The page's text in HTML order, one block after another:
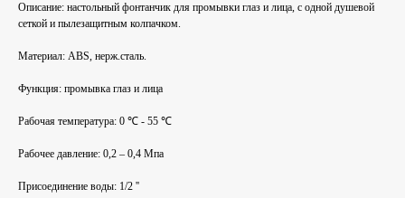
Описание: настольный фонтанчик для промывки глаз и лица, с одной душевой
сеткой и пылезащитным колпачком.
Материал: ABS, нерж.сталь.
Функция: промывка глаз и лица
Рабочая температура: 0 ℃ - 55 ℃
Рабочее давление: 0,2 – 0,4 Мпа
Присоединение воды: 1/2 ''